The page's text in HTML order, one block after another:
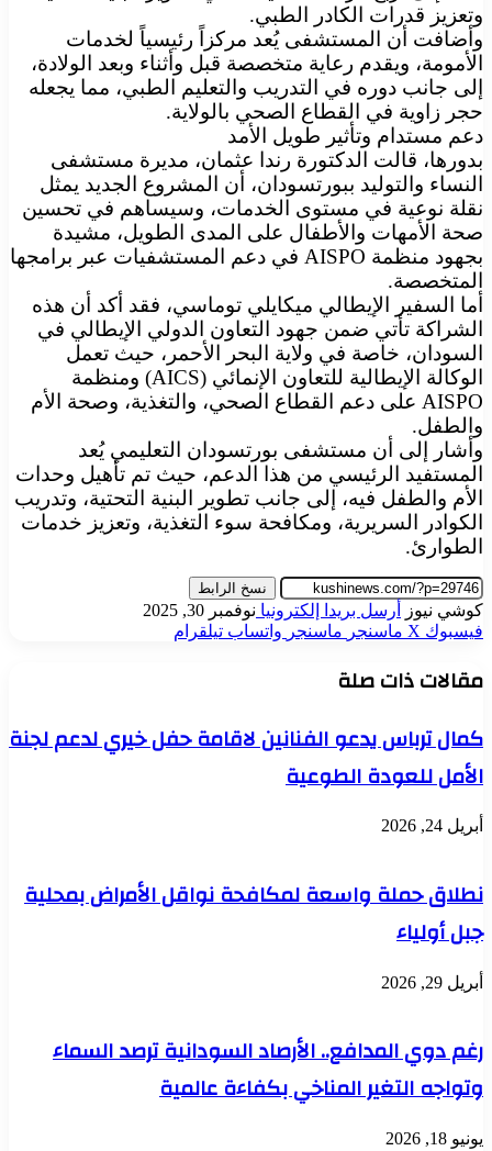
وتعزيز قدرات الكادر الطبي.
وأضافت أن المستشفى يُعد مركزاً رئيسياً لخدمات
الأمومة، ويقدم رعاية متخصصة قبل وأثناء وبعد الولادة،
إلى جانب دوره في التدريب والتعليم الطبي، مما يجعله
حجر زاوية في القطاع الصحي بالولاية.
دعم مستدام وتأثير طويل الأمد
بدورها، قالت الدكتورة رندا عثمان، مديرة مستشفى
النساء والتوليد ببورتسودان، أن المشروع الجديد يمثل
نقلة نوعية في مستوى الخدمات، وسيساهم في تحسين
صحة الأمهات والأطفال على المدى الطويل، مشيدة
بجهود منظمة AISPO في دعم المستشفيات عبر برامجها
المتخصصة.
أما السفير الإيطالي ميكايلي توماسي، فقد أكد أن هذه
الشراكة تأتي ضمن جهود التعاون الدولي الإيطالي في
السودان، خاصة في ولاية البحر الأحمر، حيث تعمل
الوكالة الإيطالية للتعاون الإنمائي (AICS) ومنظمة
AISPO على دعم القطاع الصحي، والتغذية، وصحة الأم
والطفل.
وأشار إلى أن مستشفى بورتسودان التعليمي يُعد
المستفيد الرئيسي من هذا الدعم، حيث تم تأهيل وحدات
الأم والطفل فيه، إلى جانب تطوير البنية التحتية، وتدريب
الكوادر السريرية، ومكافحة سوء التغذية، وتعزيز خدمات
الطوارئ.
نسخ الرابط
كوشي نيوز أرسل بريدا إلكترونيا نوفمبر 30, 2025
فيسبوك ‫X ماسنجر ماسنجر واتساب تيلقرام
مقالات ذات صلة
كمال ترباس يدعو الفنانين لاقامة حفل خيري لدعم لجنة
الأمل للعودة الطوعية
أبريل 24, 2026
نطلاق حملة واسعة لمكافحة نواقل الأمراض بمحلية
جبل أولياء
أبريل 29, 2026
رغم دوي المدافع.. الأرصاد السودانية ترصد السماء
وتواجه التغير المناخي بكفاءة عالمية
يونيو 18, 2026